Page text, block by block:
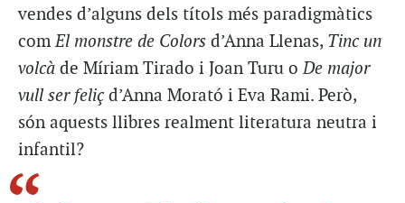
vendes d’alguns dels títols més paradigmàtics
comEl monstre de Colors d’Anna Llenas, Tinc un
volcà de Míriam Tirado i Joan Turu oDe major
vull ser feliç d’Anna Morató i Eva Rami. Però,
són aquests llibres realment literatura neutra i
infantil?